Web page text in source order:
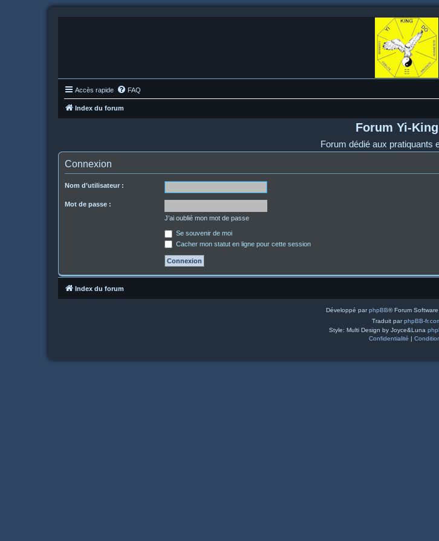
Accès rapide FAQ
Index du forum
Forum Yi-
Forum dédié aux pratiquants
Connexion
Nom d’utilisateur :
Mot de passe :
J’ai oublié mon mot de passe
Se souvenir de moi
Cacher mon statut en ligne pour cette session
Index du forum
Développé parphpBB® Forum
Traduit parphpBB-
Style: Multi Design by Joyce&Luna
Confidentialité |